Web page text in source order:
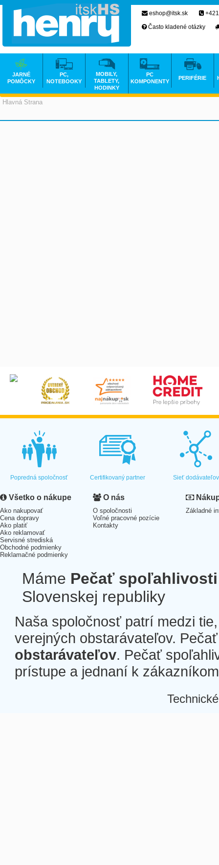
Hlavná Strana
eshop@itsk.sk
Často kladené otázky
JARNÉ
POMÔCKY
PC,
NOTEBOOKY
MOBILY,
TABLETY,
HODINKY
PC
KOMPONENTY
PERIFÉRIE
Popredná spoločnosť Certifikovaný partner Sieť dodávateľov
Všetko o nákupe
Ako nakupovať
Cena dopravy
Ako platiť
Ako reklamovať
Servisné strediská
Obchodné podmienky
Reklamačné podmienky
O nás
O spoločnosti
Voľné pracovné pozície
Kontakty
Základné
Máme Pečať spoľahlivosti
Slovenskej republiky
Naša spoločnosť patrí medzi
verejných obstarávateľov.
obstarávateľov. Pečať
prístupe a jednaní k